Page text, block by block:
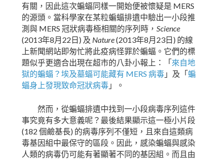
有關，因此這次蝙蝠同樣一開始便被懷疑是 MERS
的源頭。當科學家在某粒蝙蝠排遺中驗出一小段推
測與 MERS 冠狀病毒極相關的序列時， Science
(2013年8月 22 日 ) 及 Nature(2013年8月 23 日 ) 的線
上新聞網站即匆忙將此疫病怪罪於蝙蝠。它們的標
題似乎更適合出現在超市的八卦小報上：「 來自地
獄的蝙蝠？埃及墓蝠可能藏有 MERS 病毒 」及「 蝙
蝠身上發現致命冠狀病毒 」。
然而，從蝙蝠排遺中找到一小段病毒序列這件
事究竟有多大意義呢？最後結果顯示這一極小片段
(182 個鹼基長) 的病毒序列不僅短，且來自這類病
毒基因組中最保守的區段。因此，感染蝙蝠與感染
人類的病毒仍可能有著顯著不同的基因組。而且由